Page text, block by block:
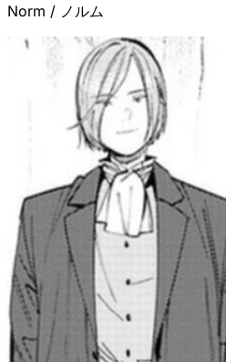
Norm / ノルム